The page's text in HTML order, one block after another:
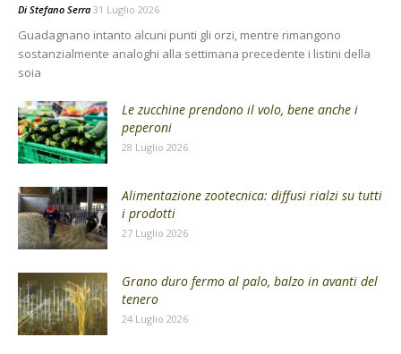
Di Stefano Serra 31 Luglio 2026
Guadagnano intanto alcuni punti gli orzi, mentre rimangono
sostanzialmente analoghi alla settimana precedente i listini della
soia
Le zucchine prendono il volo, bene anche i
peperoni
28 Luglio 2026
Alimentazione zootecnica: diffusi rialzi su tutti
i prodotti
27 Luglio 2026
Grano duro fermo al palo, balzo in avanti del
tenero
24 Luglio 2026